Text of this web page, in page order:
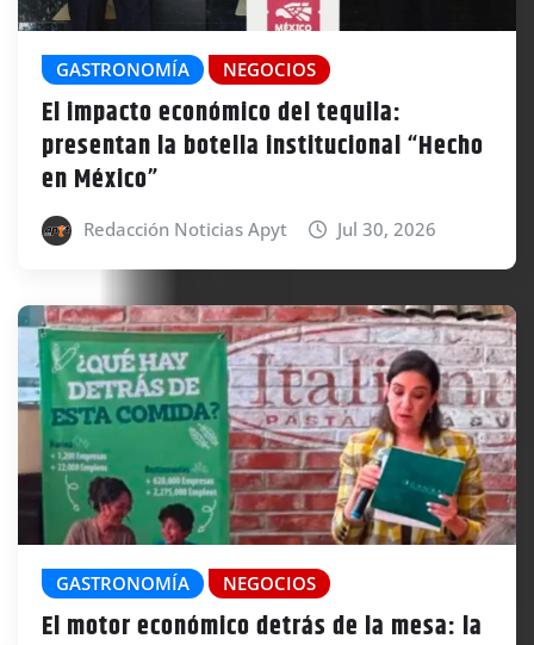
GASTRONOMÍA NEGOCIOS
El impacto económico del tequila:
presentan la botella institucional “Hecho
en México”
Redacción Noticias Apyt Jul 30, 2026
GASTRONOMÍA NEGOCIOS
El motor económico detrás de la mesa: la